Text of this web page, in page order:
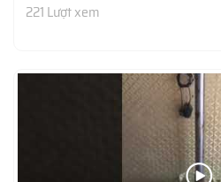
221 Lượt xem